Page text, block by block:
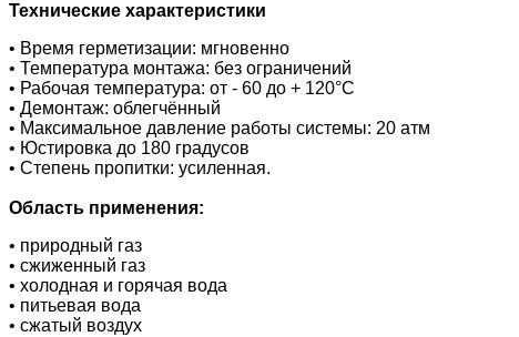
Технические характеристики
• Время герметизации: мгновенно
• Температура монтажа: без ограничений
• Рабочая температура: от - 60 до + 120°C
• Демонтаж: облегчённый
• Максимальное давление работы системы: 20 атм
• Юстировка до 180 градусов
• Степень пропитки: усиленная.
Область применения:
• природный газ
• сжиженный газ
• холодная и горячая вода
• питьевая вода
• сжатый воздух